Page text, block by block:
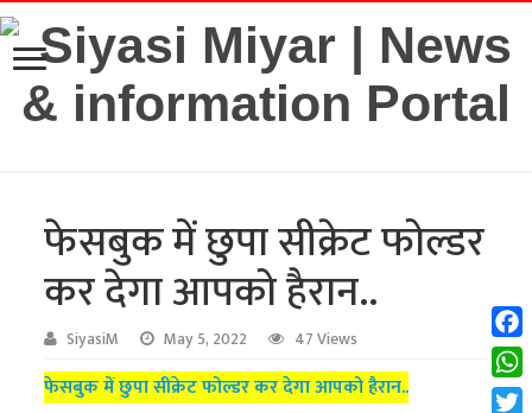
फेसबुक में छुपा सीक्रेट फोल्डर
कर देगा आपको हैरान..
SiyasiM May 5, 2022 47 Views
फेसबुक में छुपा सीक्रेट फोल्डर कर देगा आपको हैरान..